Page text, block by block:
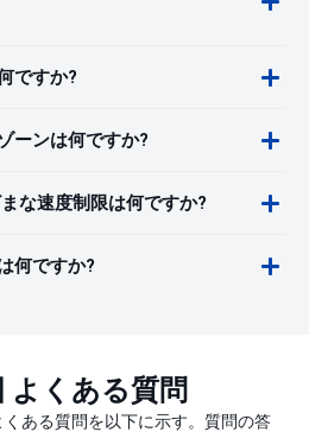
ですか?
ーンは何ですか?
な速度制限は何ですか?
何ですか?
よくある質問
くある質問を以下に示す。質問の答